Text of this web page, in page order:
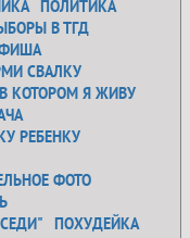
ПОЛИТИКА
В ТГД
СВАЛКУ
КОТОРОМ Я ЖИВУ
РЕБЕНКУ
ФОТО
ПОХУДЕЙКА